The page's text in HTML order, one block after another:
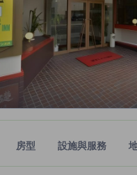
房型 設施與服務